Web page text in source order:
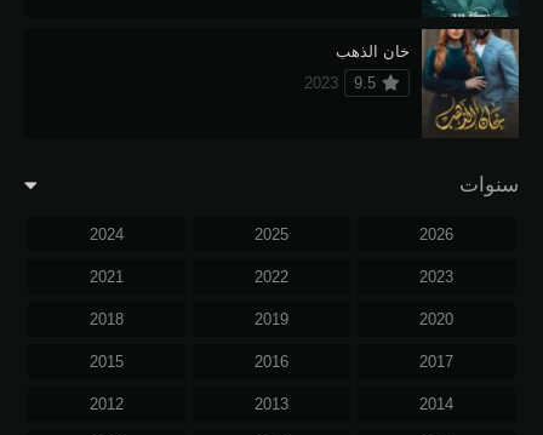
خان الذهب
9.5
2023
سنوات
2026
2025
2024
2023
2022
2021
2020
2019
2018
2017
2016
2015
2014
2013
2012